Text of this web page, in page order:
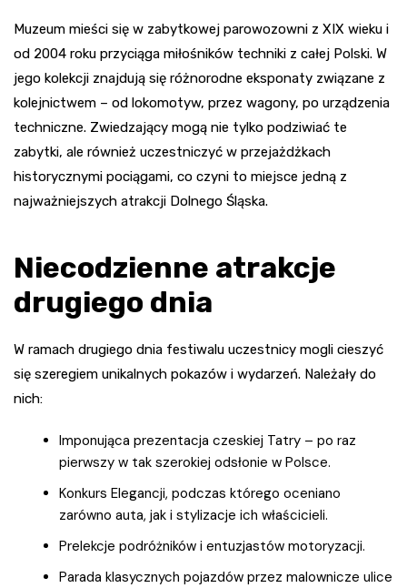
Muzeum mieści się w zabytkowej parowozowni z XIX wieku i
od 2004 roku przyciąga miłośników techniki z całej Polski. W
jego kolekcji znajdują się różnorodne eksponaty związane z
kolejnictwem – od lokomotyw, przez wagony, po urządzenia
techniczne. Zwiedzający mogą nie tylko podziwiać te
zabytki, ale również uczestniczyć w przejażdżkach
historycznymi pociągami, co czyni to miejsce jedną z
najważniejszych atrakcji Dolnego Śląska.
Niecodzienne atrakcje
drugiego dnia
W ramach drugiego dnia festiwalu uczestnicy mogli cieszyć
się szeregiem unikalnych pokazów i wydarzeń. Należały do
nich:
Imponująca prezentacja czeskiej Tatry – po raz
pierwszy w tak szerokiej odsłonie w Polsce.
Konkurs Elegancji, podczas którego oceniano
zarówno auta, jak i stylizacje ich właścicieli.
Prelekcje podróżników i entuzjastów motoryzacji.
Parada klasycznych pojazdów przez malownicze ulice